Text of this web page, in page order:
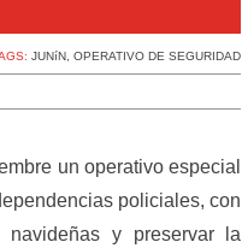
JUNíN ,OPERATIVO DE SEGURIDAD
un operativo especial
policiales, con
y preservar la